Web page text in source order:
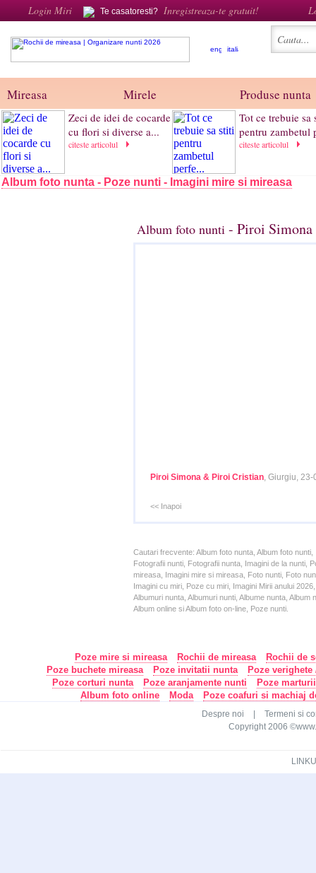
Login Miri Te casatoresti? Inregistreaza-te gratuit!
Mireasa Mirele Produse nunta
Zeci de idei de cocarde
cu flori si diverse a...
citeste articolul
Tot ce trebuie sa
pentru zambetul
citeste articolul
Album foto nunta - Poze nunti - Imagini mire si mireasa
Album foto nunti - Piroi
Piroi Simona & Piroi Cristian, Giurgiu,
<< Inapoi
Cautari frecvente: Album foto nunta, Album foto
Fotografii nunti, Fotografii nunta, Imagini de la nunti,
mireasa, Imagini mire si mireasa, Foto nunti, Foto
Imagini cu miri, Poze cu miri, Imagini Mirii anului
Albumuri nunta, Albumuri nunti, Albume nunta,
Album online si Album foto on-line, Poze nunti.
Poze mire si mireasa Rochii de mireasa
Rochii de
Poze buchete mireasa
Poze invitatii nunta
Poze
Poze corturi nunta
Poze aranjamente nunti
Poze
Album foto online
Moda Poze coafuri si machiaj
Despre noi
Termeni si
Copyright 2006